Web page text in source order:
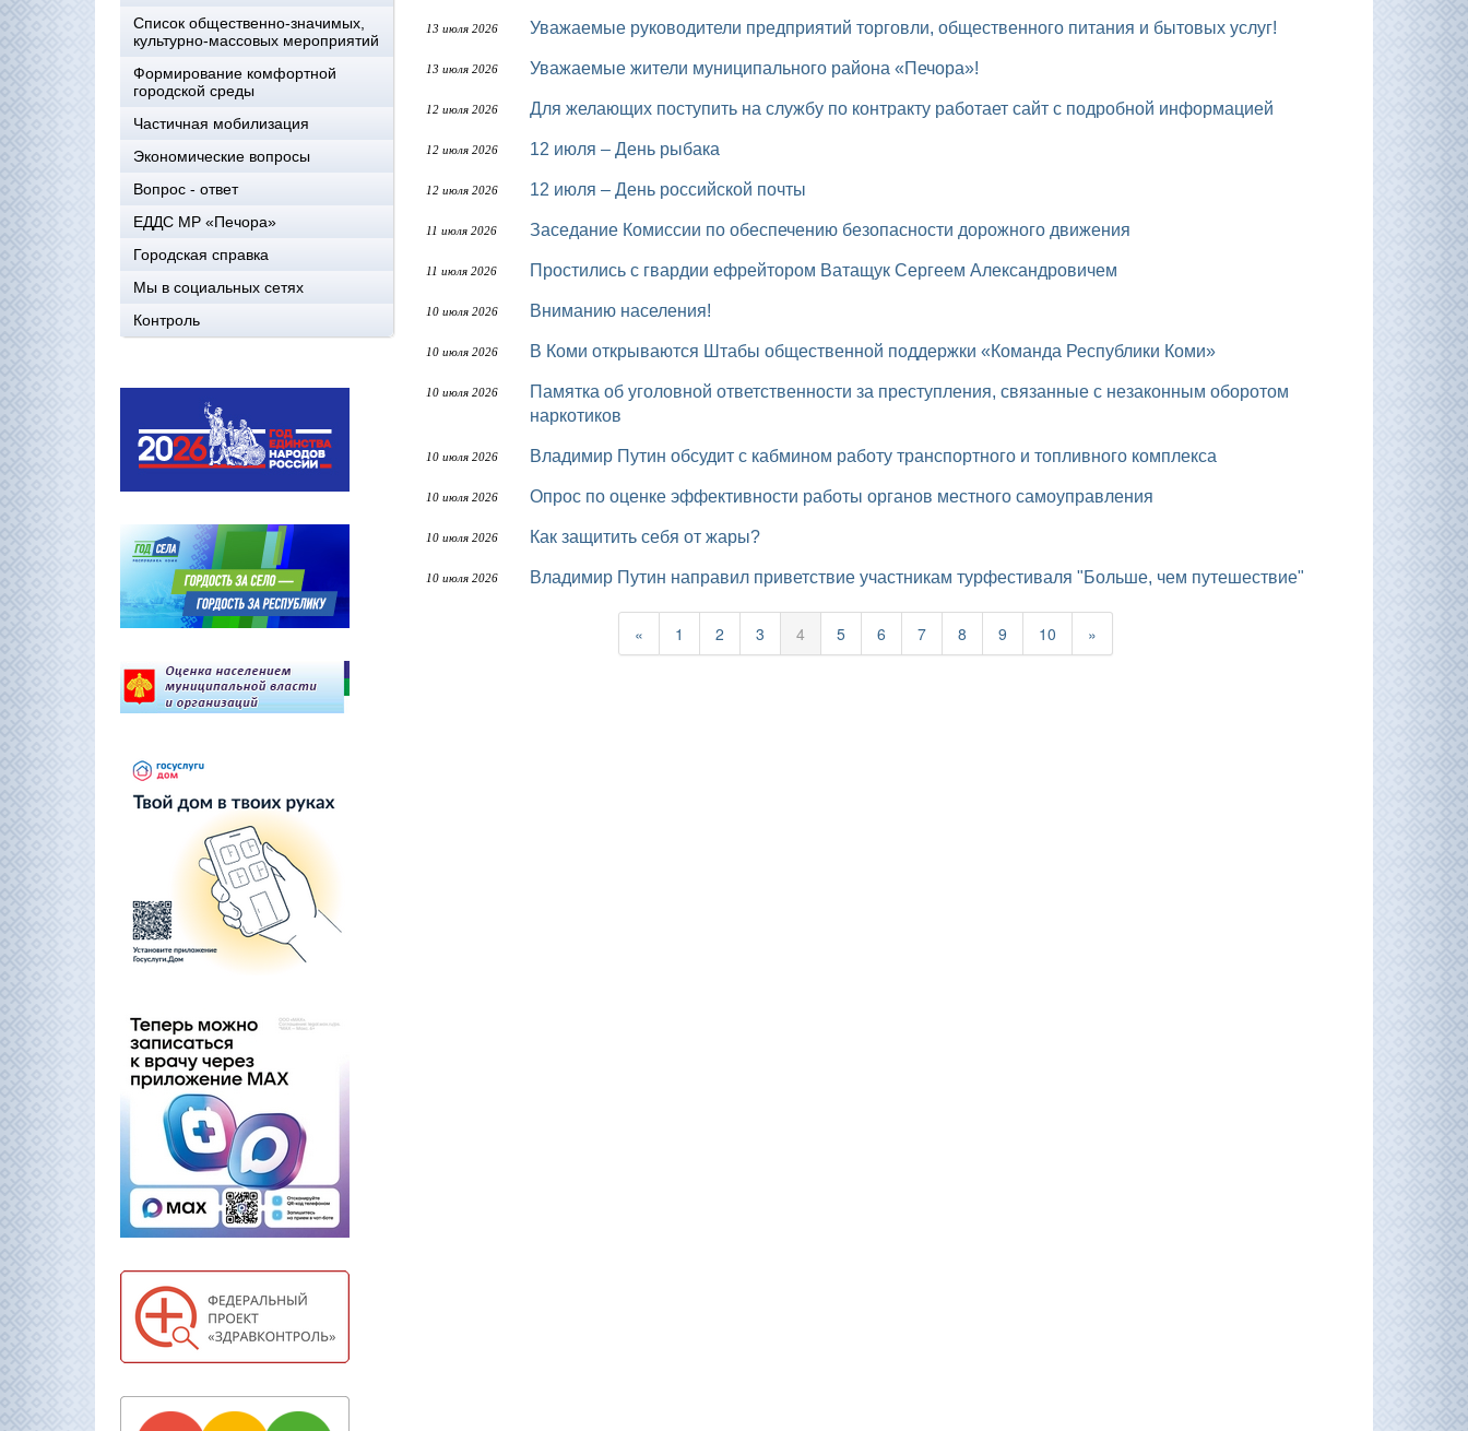
Список общественно-значимых,
культурно-массовых мероприятий
Формирование комфортной
городской среды
Частичная мобилизация
Экономические вопросы
Вопрос - ответ
ЕДДС МР «Печора»
Городская справка
Мы в социальных сетях
Контроль
13 июля 2026 Уважаемые руководители предприятий торговли, общественного питания и бытовых услуг!
13 июля 2026 Уважаемые жители муниципального района «Печора»!
12 июля 2026 Для желающих поступить на службу по контракту работает сайт с подробной информацией
12 июля 2026 12 июля – День рыбака
12 июля 2026 12 июля – День российской почты
11 июля 2026 Заседание Комиссии по обеспечению безопасности дорожного движения
11 июля 2026 Простились с гвардии ефрейтором Ватащук Сергеем Александровичем
10 июля 2026 Вниманию населения!
10 июля 2026 В Коми открываются Штабы общественной поддержки «Команда Республики Коми»
10 июля 2026
Памятка об уголовной ответственности за преступления, связанные с незаконным оборотом
наркотиков
10 июля 2026 Владимир Путин обсудит с кабмином работу транспортного и топливного комплекса
10 июля 2026 Опрос по оценке эффективности работы органов местного самоуправления
10 июля 2026 Как защитить себя от жары?
10 июля 2026 Владимир Путин направил приветствие участникам турфестиваля "Больше, чем путешествие"
« 1 2 3 4 5 6 7 8 9 10 »